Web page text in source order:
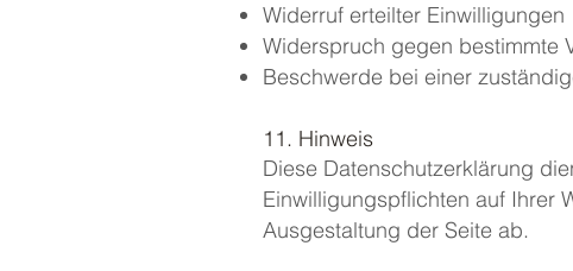
Widerruf erteilter Einwilligungen
Widerspruch gegen bestimmte
Beschwerde bei einer
11. Hinweis
Diese Datenschutzerklärung
Einwilligungspflichten auf Ihrer
Ausgestaltung der Seite ab.